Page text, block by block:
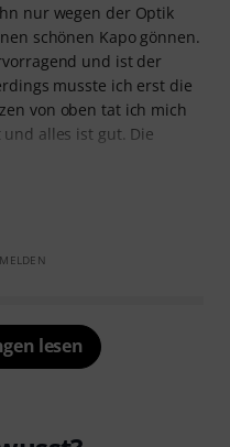
nur wegen der Optik
schönen Kapo gönnen.
und ist der
musste ich erst die
von oben tat ich mich
alles ist gut. Die
lesen